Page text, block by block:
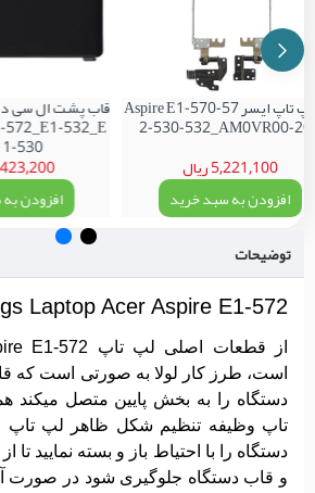
لولا لپ تاپ ایسر Aspire E1-570-57
2-530-532_AM0VR00-
5,221,100 ریال
افزودن به سبد خرید
572_E1-532_E
1-530 مشکی
11,423,200
افزودن
توضیحات
Laptop Acer Aspire E1-572
است، طرز کار لولا به صورتی است که
تاپ وظیفه تنظیم شکل ظاهر لپ تاپ را
دستگاه را با احتیاط باز و بسته نمایید تا
و قاب دستگاه جلوگیری شود در صورت